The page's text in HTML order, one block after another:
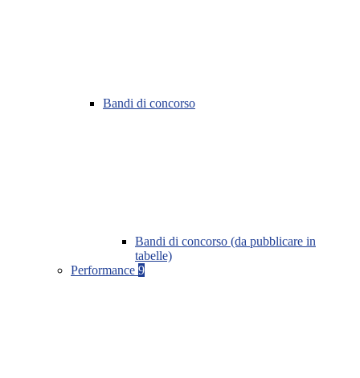
Bandi di concorso
Bandi di concorso (da pubblicare in
tabelle)
Performance 9